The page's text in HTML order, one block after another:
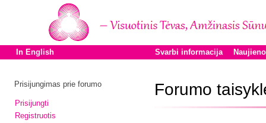
In English Svarbi informacija
Prisijungimas prie forumo
Prisijungti
Registruotis
Forumo